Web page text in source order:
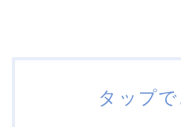
タップ